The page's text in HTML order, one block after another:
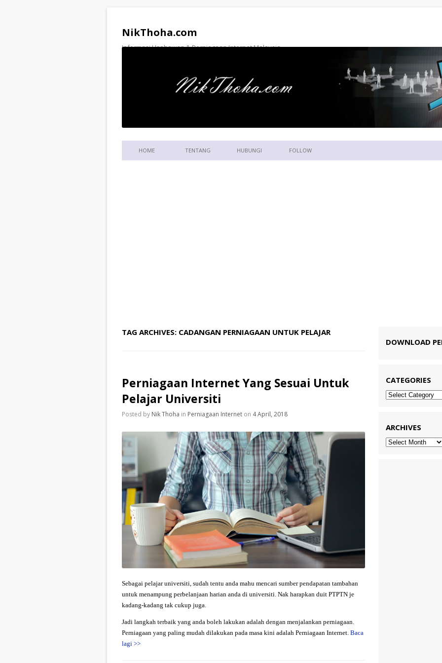
NikThoha.com
Informasi Usahawan & Perniagaan Internet Malaysia
Skip to content
HOME TENTANG HUBUNGI FOLLOW
TAG ARCHIVES: CADANGAN PERNIAGAAN UNTUK PELAJAR
Perniagaan Internet Yang Sesuai Untuk
Pelajar Universiti
Posted by Nik Thoha in Perniagaan Internet on 4 April, 2018
Sebagai pelajar universiti, sudah tentu anda mahu mencari sumber pendapatan tambahan
untuk menampung perbelanjaan harian anda di universiti. Nak harapkan duit PTPTN je
kadang-kadang tak cukup juga.
Jadi langkah terbaik yang anda boleh lakukan adalah dengan menjalankan perniagaan.
Perniagaan yang paling mudah dilakukan pada masa kini adalah Perniagaan Internet. Baca
lagi >>
DOWNLOAD
CATEGORIES
Categories
ARCHIVES
Archives